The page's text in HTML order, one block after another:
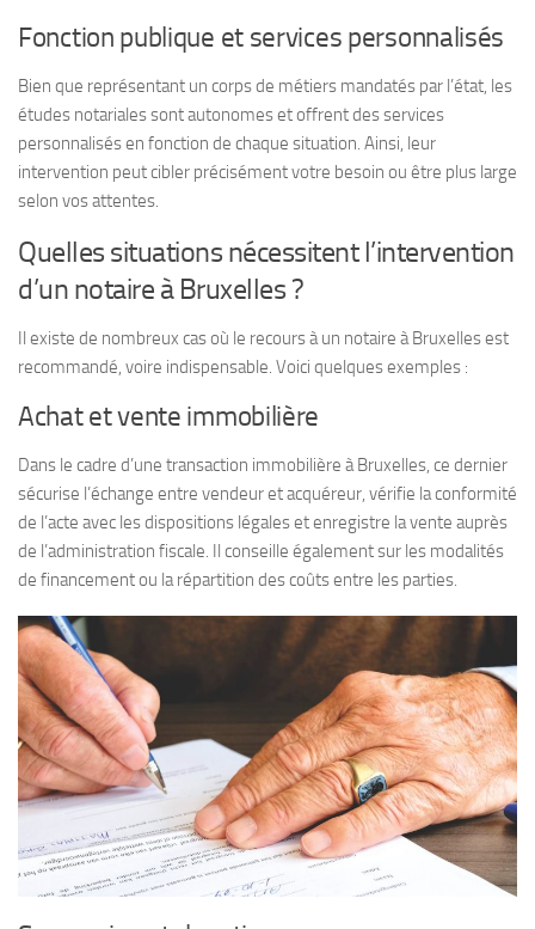
Fonction publique et services personnalisés
Bien que représentant un corps de métiers mandatés par l’état, les
études notariales sont autonomes et offrent des services
personnalisés en fonction de chaque situation. Ainsi, leur
intervention peut cibler précisément votre besoin ou être plus large
selon vos attentes.
Quelles situations nécessitent l’intervention
d’un notaire à Bruxelles ?
Il existe de nombreux cas où le recours à un notaire à Bruxelles est
recommandé, voire indispensable. Voici quelques exemples :
Achat et vente immobilière
Dans le cadre d’une transaction immobilière à Bruxelles, ce dernier
sécurise l’échange entre vendeur et acquéreur, vérifie la conformité
de l’acte avec les dispositions légales et enregistre la vente auprès
de l’administration fiscale. Il conseille également sur les modalités
de financement ou la répartition des coûts entre les parties.